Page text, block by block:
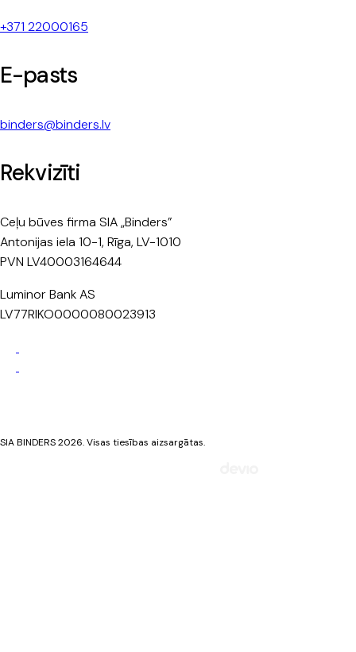
+371 22000165
E-pasts
binders@binders.lv
Rekvizīti
Ceļu būves firma SIA „Binders”
Antonijas iela 10-1, Rīga, LV-1010
PVN LV40003164644
Luminor Bank AS
LV77RIKO0000080023913
SIA BINDERS 2026. Visas tiesības aizsargātas.